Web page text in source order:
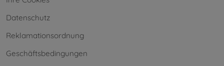
Datenschutz
Reklamationsordnung
Geschäftsbedingungen